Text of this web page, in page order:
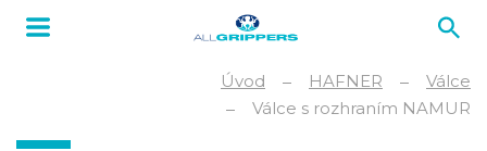
Úvod HAFNER
Válce
Válce s rozhraním NAMUR